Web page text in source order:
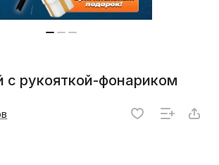
с рукояткой-фонариком